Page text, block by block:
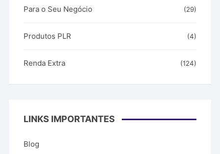
Para o Seu Negócio (29)
Produtos PLR (4)
Renda Extra (124)
LINKS IMPORTANTES
Blog